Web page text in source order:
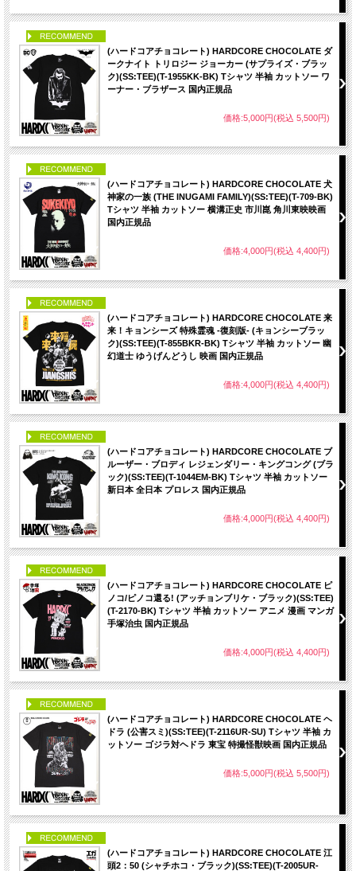
(ハードコアチョコレート) HARDCORE CHOCOLATE ダ
ークナイト トリロジー ジョーカー (サプライズ・ブラッ
ク)(SS:TEE)(T-1955KK-BK) Tシャツ 半袖 カットソー ワ
ーナー・ブラザース 国内正規品
価格:5,000円(税込 5,500円)
(ハードコアチョコレート) HARDCORE CHOCOLATE 犬
神家の一族 (THE INUGAMI FAMILY)(SS:TEE)(T-709-BK)
Tシャツ 半袖 カットソー 横溝正史 市川崑 角川東映映画
国内正規品
価格:4,000円(税込 4,400円)
(ハードコアチョコレート) HARDCORE CHOCOLATE 来
来！キョンシーズ 特殊霊魂 -復刻版- (キョンシーブラッ
ク)(SS:TEE)(T-855BKR-BK) Tシャツ 半袖 カットソー 幽
幻道士 ゆうげんどうし 映画 国内正規品
価格:4,000円(税込 4,400円)
(ハードコアチョコレート) HARDCORE CHOCOLATE ブ
ルーザー・ブロディ レジェンダリー・キングコング (ブラ
ック)(SS:TEE)(T-1044EM-BK) Tシャツ 半袖 カットソー
新日本 全日本 プロレス 国内正規品
価格:4,000円(税込 4,400円)
(ハードコアチョコレート) HARDCORE CHOCOLATE ピ
ノコ/ピノコ還る! (アッチョンブリケ・ブラック)(SS:TEE)
(T-2170-BK) Tシャツ 半袖 カットソー アニメ 漫画 マンガ
手塚治虫 国内正規品
価格:4,000円(税込 4,400円)
(ハードコアチョコレート) HARDCORE CHOCOLATE ヘ
ドラ (公害スミ)(SS:TEE)(T-2116UR-SU) Tシャツ 半袖 カ
ットソー ゴジラ対ヘドラ 東宝 特撮怪獣映画 国内正規品
価格:5,000円(税込 5,500円)
(ハードコアチョコレート) HARDCORE CHOCOLATE 江
頭2：50 (シャチホコ・ブラック)(SS:TEE)(T-2005UR-